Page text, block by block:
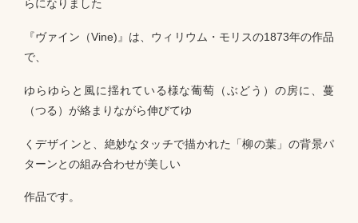
らになりました
『ヴァイン（Vine)』は、ウィリウム・モリスの1873年の作品
で、
ゆらゆらと風に揺れている様な葡萄（ぶどう）の房に、蔓
（つる）が絡まりながら伸びてゆ
くデザインと、絶妙なタッチで描かれた「柳の葉」の背景パ
ターンとの組み合わせが美しい
作品です。